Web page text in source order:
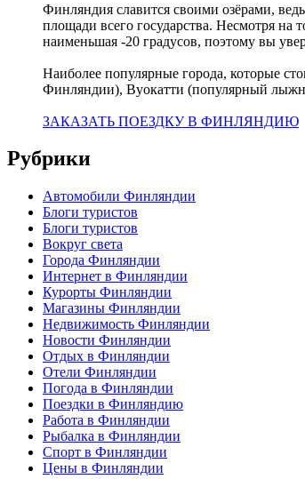
Финляндия славится своими озёрами,
площади всего государства. Несмотря на
наименьшая -20 градусов, поэтому вы
Наиболее популярные города, которые
Финляндии), Вуокатти (популярный
ЗАКАЗАТЬ ПОЕЗДКУ В ФИНЛЯНДИЮ
Рубрики
Автомобили Финляндии
Блоги туристов
Блоги туристов
Вокруг света
Города Финляндии
Интернет в Финляндии
Курорты Финляндии
Магазины Финляндии
Недвижимость Финляндии
Новости Финляндии
Отдых в Финляндии
Отели Финляндии
Погода в Финляндии
Поездки в Финляндию
Работа в Финляндии
Рыбалка в Финляндии
Спорт в Финляндии
Цены в Финляндии